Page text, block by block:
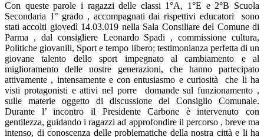
Con queste parole i ragazzi delle classi 1°A, 1°E e 2°B Scuola
Secondaria 1° grado , accompagnati dai rispettivi educatori sono
stati accolti giovedì 14.03.019 nella Sala Consiliare del Comune di
Parma , dal consigliere Leonardo Spadi , commissione cultura,
Politiche giovanili, Sport e tempo libero; testimonianza perfetta di un
giovane talento dello sport impegnato al cambiamento e al
miglioramento delle nostre generazioni, che hanno partecipato
attivamente , intensamente e con entusiasmo e curiosità che li ha
visti protagonisti e attivi nel porre domande sul funzionamento ,
sulle materie oggetto di discussione del Consiglio Comunale.
Durante l’ incontro il Presidente Carbone è intervenuto con
gentilezza, guidando i ragazzi ad approfondire il percorso , breve ma
intenso, di conoscenza delle problematiche della nostra città e li ha